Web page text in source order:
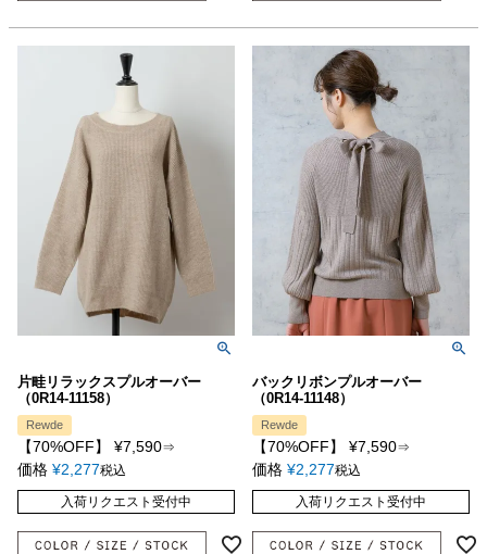
片畦リラックスプルオーバー
（0R14-11158）
Rewde
【70%OFF】 ¥7,590⇒
価格 ¥2,277税込
入荷リクエスト受付中
バックリボンプルオーバー
（0R14-11148）
Rewde
【70%OFF】 ¥7,590⇒
価格 ¥2,277税込
入荷リクエスト受付中